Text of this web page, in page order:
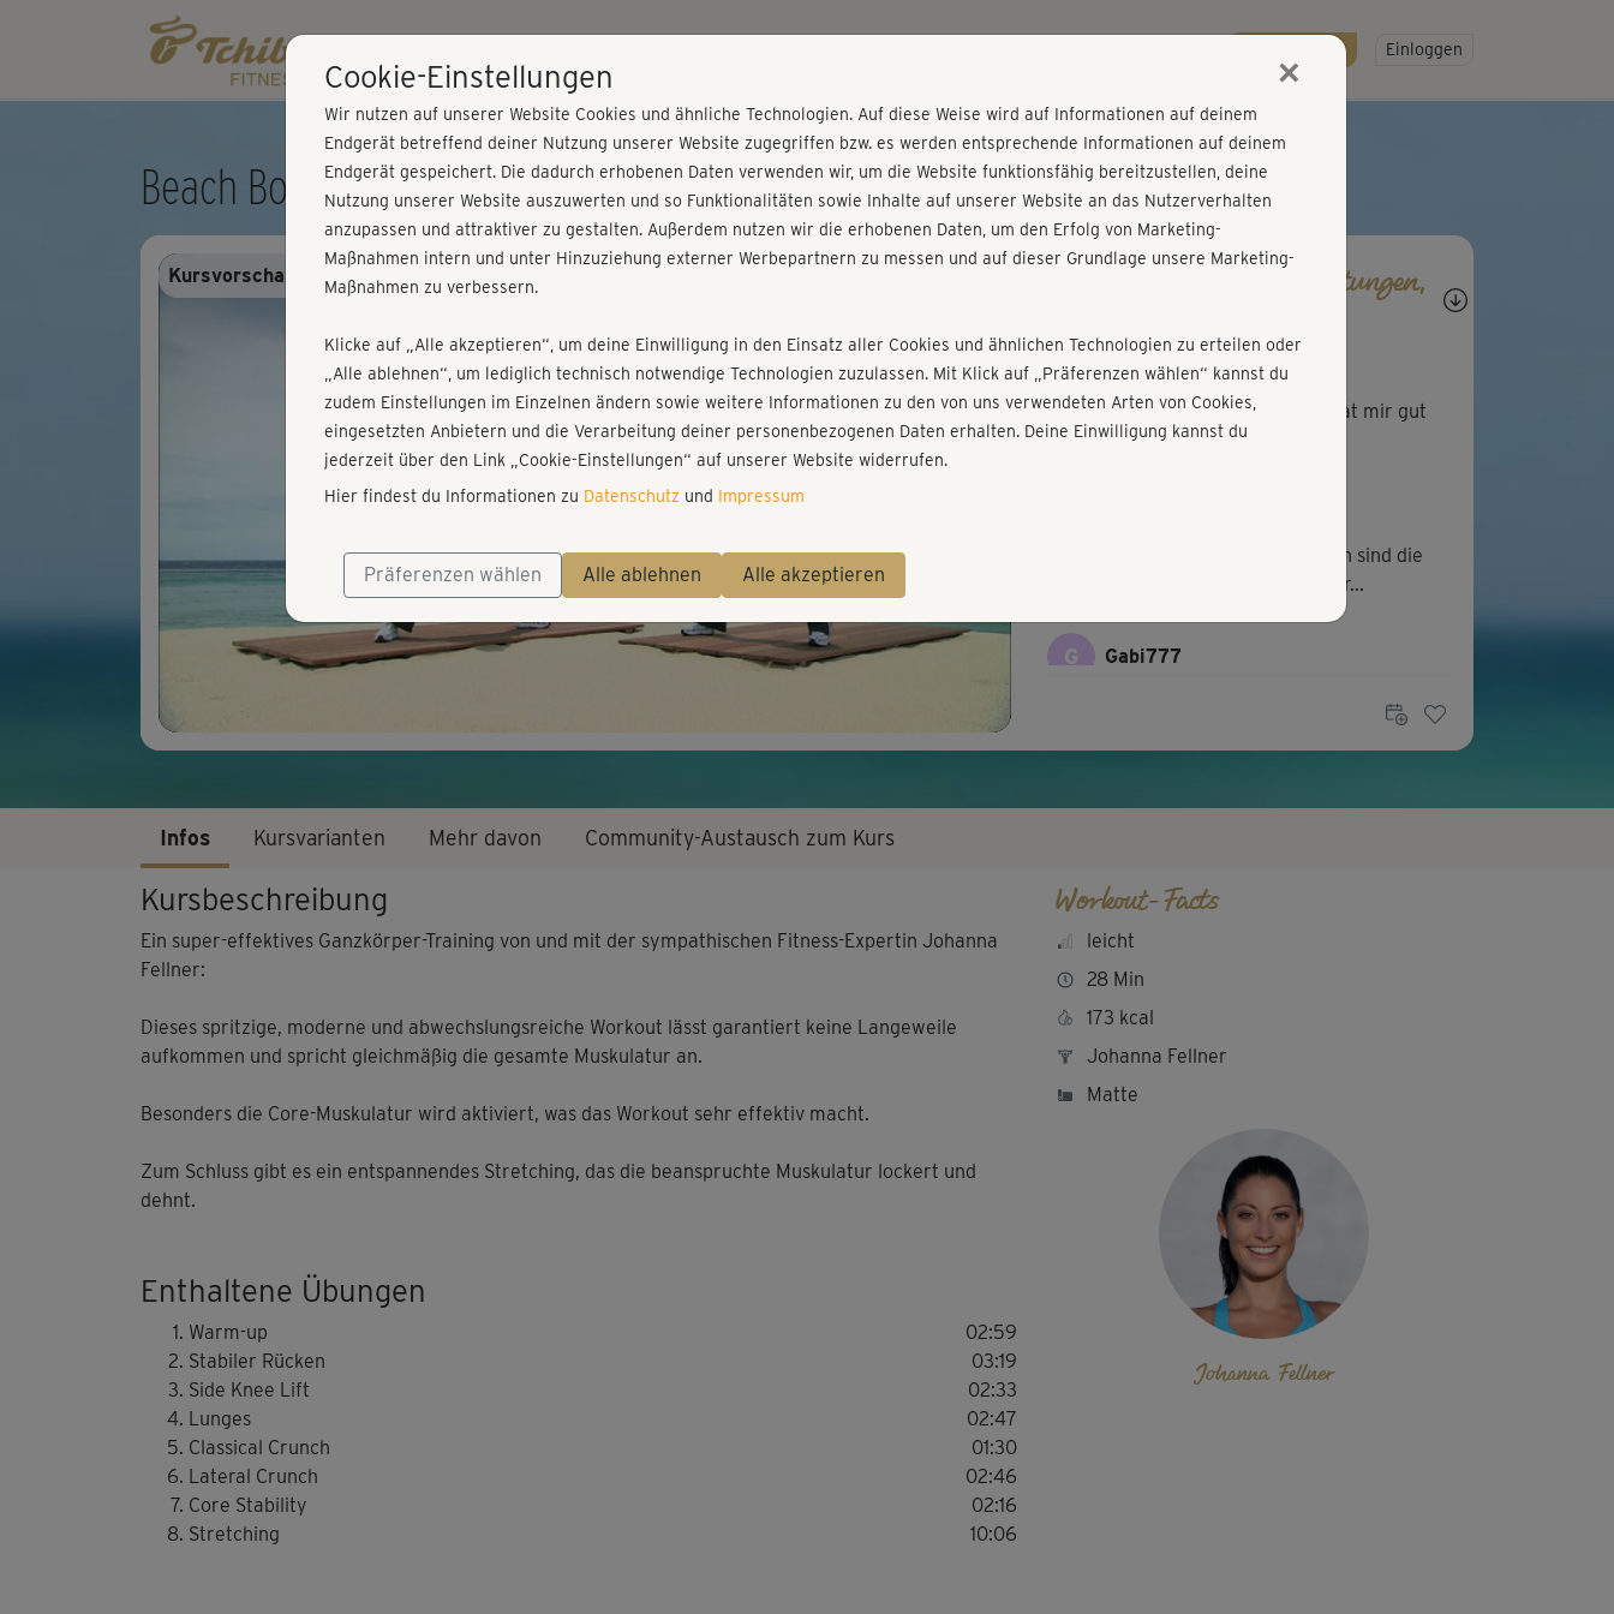
Gratis testen! Einloggen
Beach Body - Core & more
Play
Video
Kursvorschau - Anmelden und alles trainieren!
Fragen, Antworten, Bewertungen,
M
Maja
Sehr ausgewogenes Programm, hat mir gut
gefallen 🙂
Also, ich weiss auch nicht. Für mich sind die
Übungen zu schnell erklärt und der...
G
Gabi777
Infos Kursvarianten Mehr davon Community-Austausch zum Kurs
Kursbeschreibung
Ein super-effektives Ganzkörper-Training von und mit der sympathischen Fitness-Expertin Johanna
Fellner:
Dieses spritzige, moderne und abwechslungsreiche Workout lässt garantiert keine Langeweile
aufkommen und spricht gleichmäßig die gesamte Muskulatur an.
Besonders die Core-Muskulatur wird aktiviert, was das Workout sehr effektiv macht.
Zum Schluss gibt es ein entspannendes Stretching, das die beanspruchte Muskulatur lockert und
dehnt.
Enthaltene Übungen
Warm-up
02:59
Stabiler Rücken
03:19
Side Knee Lift
02:33
Lunges
02:47
Classical Crunch
01:30
Lateral Crunch
02:46
Core Stability
02:16
Stretching
10:06
Workout-Facts
leicht
28 Min
173 kcal
Johanna Fellner
Matte
Johanna Fellner
Cookie-Einstellungen ×
Wir nutzen auf unserer Website Cookies und ähnliche Technologien. Auf diese Weise wird auf Informationen auf deinem
Endgerät betreffend deiner Nutzung unserer Website zugegriffen bzw. es werden entsprechende Informationen auf deinem
Endgerät gespeichert. Die dadurch erhobenen Daten verwenden wir, um die Website funktionsfähig bereitzustellen, deine
Nutzung unserer Website auszuwerten und so Funktionalitäten sowie Inhalte auf unserer Website an das Nutzerverhalten
anzupassen und attraktiver zu gestalten. Außerdem nutzen wir die erhobenen Daten, um den Erfolg von Marketing-
Maßnahmen intern und unter Hinzuziehung externer Werbepartnern zu messen und auf dieser Grundlage unsere Marketing-
Maßnahmen zu verbessern.
Klicke auf „Alle akzeptieren“, um deine Einwilligung in den Einsatz aller Cookies und ähnlichen Technologien zu erteilen oder
„Alle ablehnen“, um lediglich technisch notwendige Technologien zuzulassen. Mit Klick auf „Präferenzen wählen“ kannst du
zudem Einstellungen im Einzelnen ändern sowie weitere Informationen zu den von uns verwendeten Arten von Cookies,
eingesetzten Anbietern und die Verarbeitung deiner personenbezogenen Daten erhalten. Deine Einwilligung kannst du
jederzeit über den Link „Cookie-Einstellungen“ auf unserer Website widerrufen.
Hier findest du Informationen zu Datenschutz und Impressum
Präferenzen wählen Alle ablehnen Alle akzeptieren